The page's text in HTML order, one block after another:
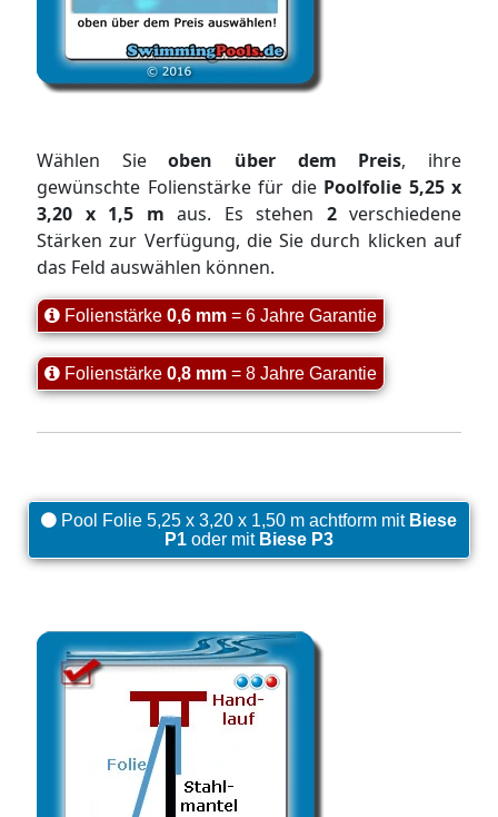
Wählen Sieoben über dem Preis, ihre
gewünschte Folienstärke für die Poolfolie 5,25 x
3,20 x 1,5 m aus. Es stehen 2verschiedene
Stärken zur Verfügung, die Sie durch klicken auf
das Feld auswählen können.
Folienstärke 0,6 mm = 6 Jahre Garantie
Folienstärke 0,8 mm = 8 Jahre Garantie
Pool Folie 5,25 x 3,20 x 1,50 m achtform mit Biese
P1 oder mit Biese P3